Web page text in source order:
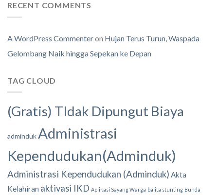
RECENT COMMENTS
A WordPress Commenteron Hujan Terus Turun, Waspada
Gelombang Naik hingga Sepekan ke Depan
TAG CLOUD
(Gratis) TIdak Dipungut Biaya
admindukAdministrasi
Kependudukan(Adminduk)
Administrasi Kependudukan (Adminduk) Akta
Kelahiran aktivasi IKD Aplikasi Sayang Warga balita stunting Bunda